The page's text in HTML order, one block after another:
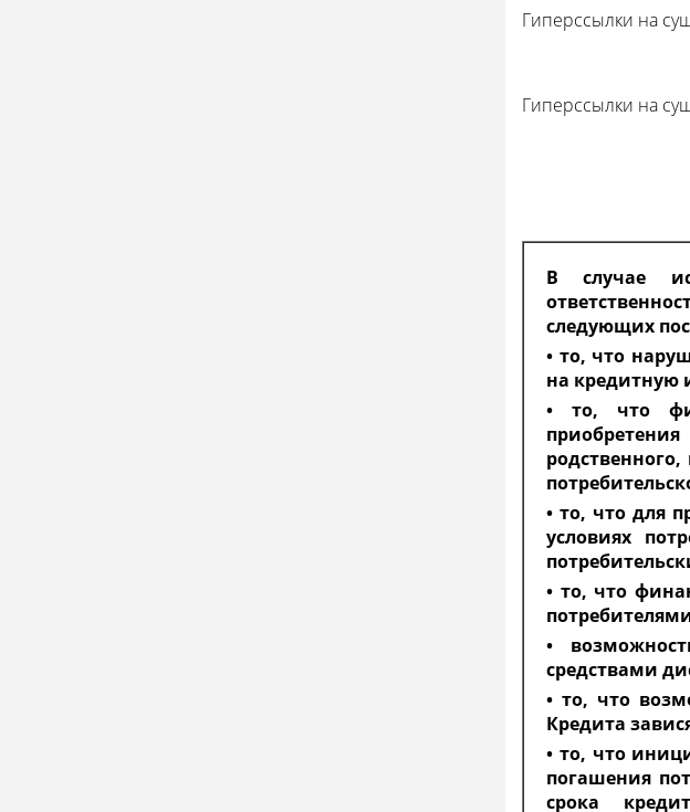
Гиперссылки на
Гиперссылки на
В случае
следующих
• то, что
на кредитную
• то, что
• то, что для
условиях
• то, что
•
средствами
• то, что
Кредита
• то, что
погашения
срока